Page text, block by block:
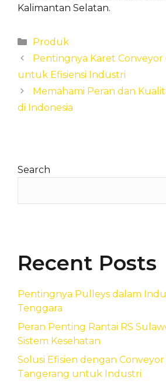
Kalimantan Selatan.
Categories
Produk
Pentingnya Karet
untuk Efisiensi Industri
Memahami Peran dan
di Indonesia
Search
Recent Posts
Pentingnya Pulleys dalam
Tenggara
Peran Penting Rantai RS
Sistem Kesehatan
Solusi Efisien dengan
Tangerang untuk Industri